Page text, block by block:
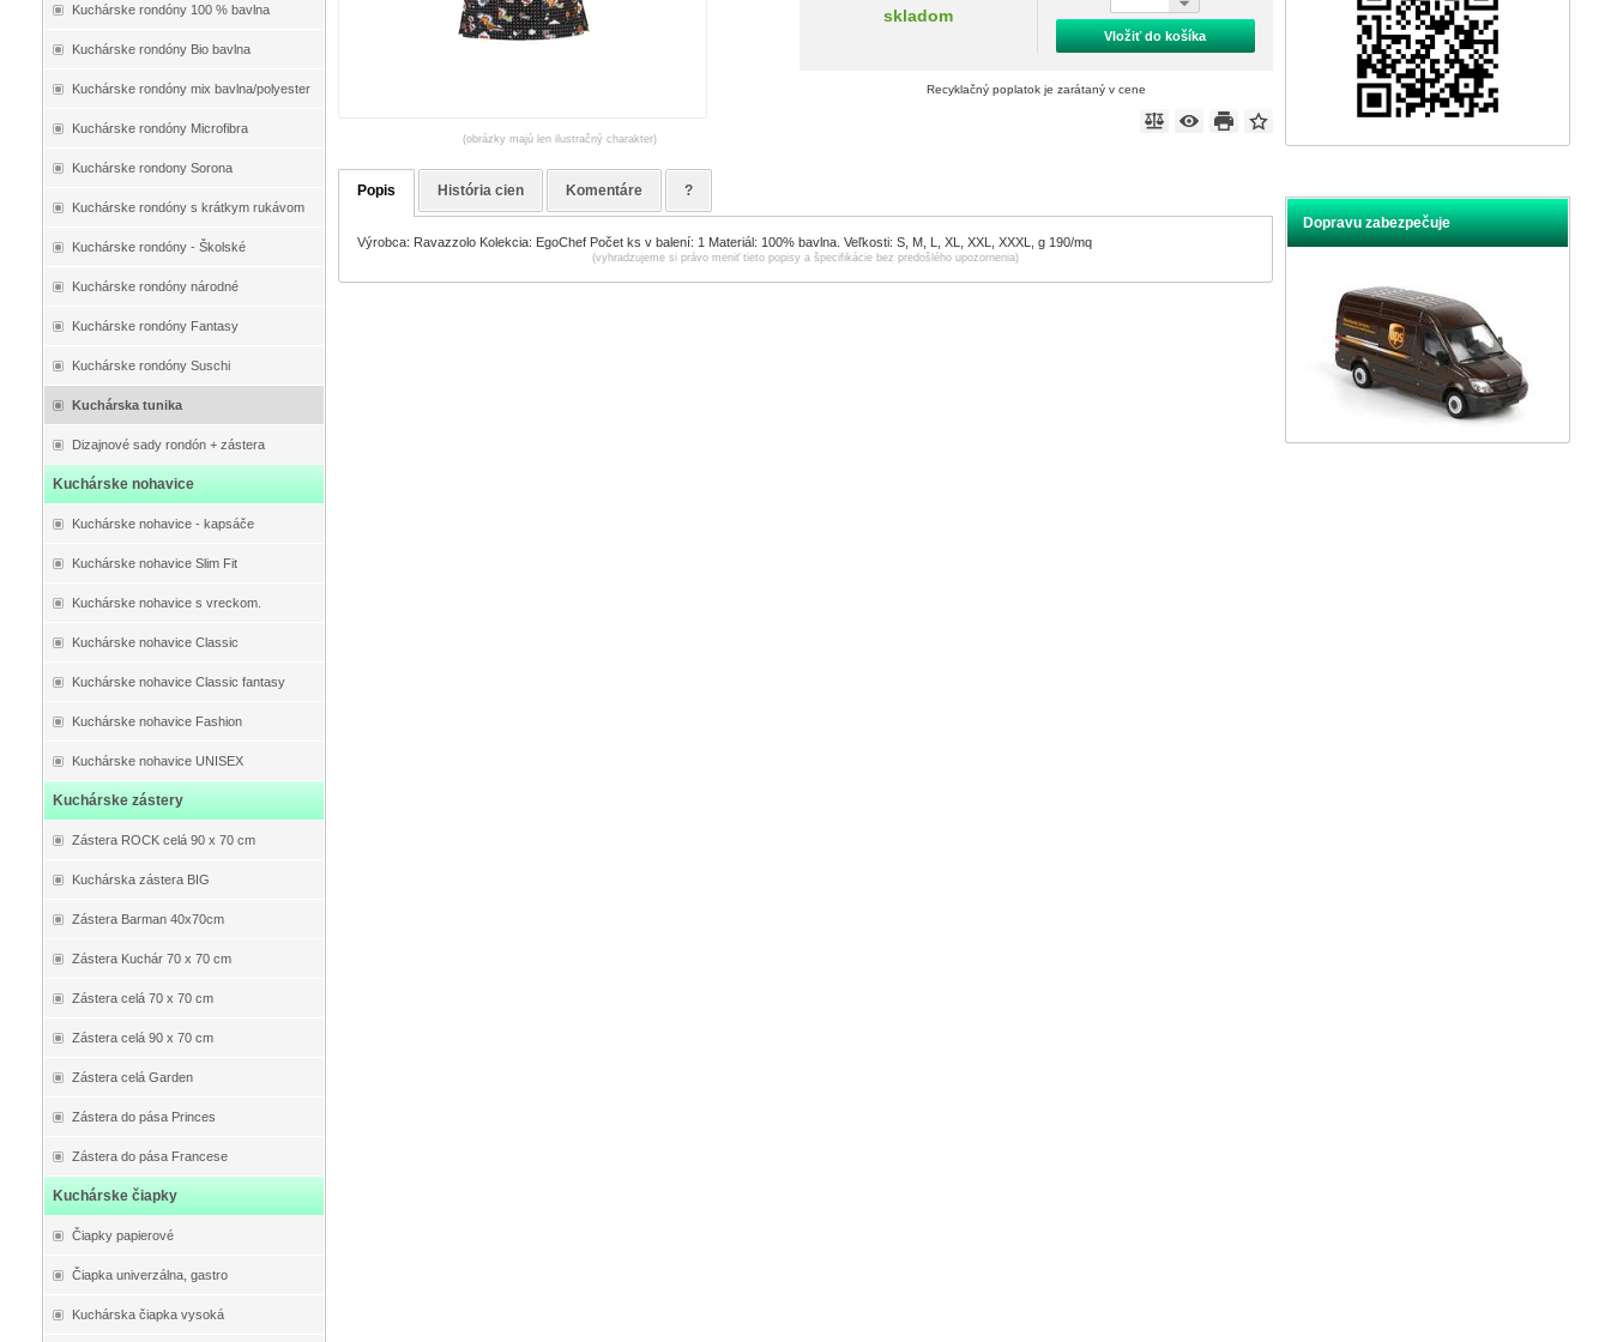
Kuchárske rondóny 100 % bavlna
Kuchárske rondóny Bio bavlna
Kuchárske rondóny mix bavlna/polyester
Kuchárske rondóny Microfibra
Kuchárske rondony Sorona
Kuchárske rondóny s krátkym rukávom
Kuchárske rondóny - Školské
Kuchárske rondóny národné
Kuchárske rondóny Fantasy
Kuchárske rondóny Suschi
Kuchárska tunika
Dizajnové sady rondón + zástera
Kuchárske nohavice
Kuchárske nohavice - kapsáče
Kuchárske nohavice Slim Fit
Kuchárske nohavice s vreckom.
Kuchárske nohavice Classic
Kuchárske nohavice Classic fantasy
Kuchárske nohavice Fashion
Kuchárske nohavice UNISEX
Kuchárske zástery
Zástera ROCK celá 90 x 70 cm
Kuchárska zástera BIG
Zástera Barman 40x70cm
Zástera Kuchár 70 x 70 cm
Zástera celá 70 x 70 cm
Zástera celá 90 x 70 cm
Zástera celá Garden
Zástera do pása Princes
Zástera do pása Francese
Kuchárske čiapky
Čiapky papierové
Čiapka univerzálna, gastro
Kuchárska čiapka vysoká
Dopravu zabezpečuje
(obrázky majú len ilustračný charakter)
skladom
Vložiť do košíka
Recyklačný poplatok je zarátaný v cene
Popis História cien Komentáre ?
Výrobca: Ravazzolo Kolekcia: EgoChef Počet ks v balení: 1 Materiál: 100% bavlna. Veľkosti: S, M, L, XL, XXL, XXXL, g 190/mq
(vyhradzujeme si právo meniť tieto popisy a špecifikácie bez predošlého upozornenia)